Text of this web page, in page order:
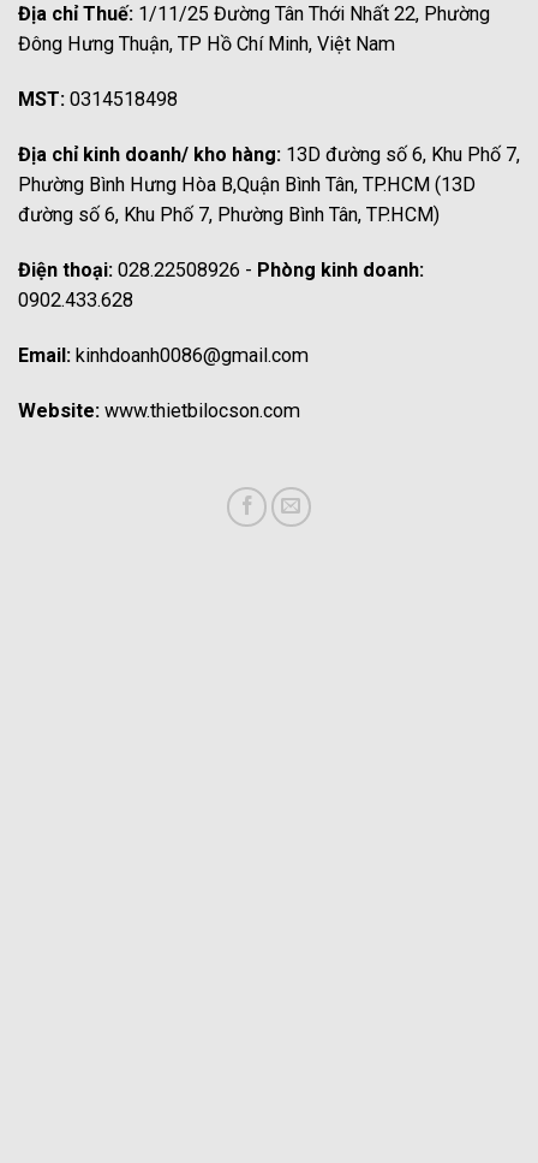
Địa chỉ Thuế: 1/11/25 Đường Tân Thới Nhất 22, Phường
Đông Hưng Thuận, TP Hồ Chí Minh, Việt Nam
MST: 0314518498
Địa chỉ kinh doanh/ kho hàng: 13D đường số 6, Khu Phố 7,
Phường Bình Hưng Hòa B,Quận Bình Tân, TP.HCM (13D
đường số 6, Khu Phố 7, Phường Bình Tân, TP.HCM)
Điện thoại: 028.22508926 - Phòng kinh doanh:
0902.433.628
Email: kinhdoanh0086@gmail.com
Website: www.thietbilocson.com